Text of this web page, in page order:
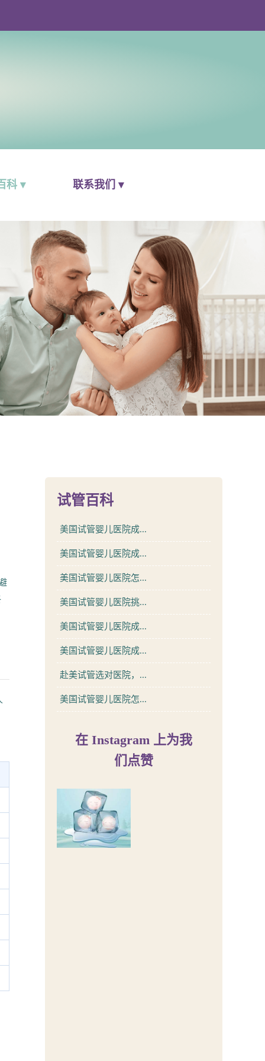
科 ▾ 联系我们 ▾
试管百科
美国试管婴儿医院成...
美国试管婴儿医院成...
美国试管婴儿医院怎...
美国试管婴儿医院挑...
美国试管婴儿医院成...
美国试管婴儿医院成...
赴美试管选对医院，...
美国试管婴儿医院怎...
在 Instagram 上为我
们点赞